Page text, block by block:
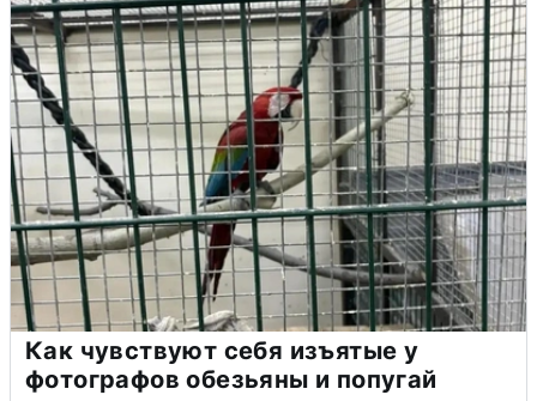
Как чувствуют себя изъятые у
фотографов обезьяны и попугай